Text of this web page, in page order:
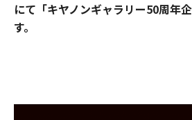
にて「キヤノンギャラリー50周年
す。